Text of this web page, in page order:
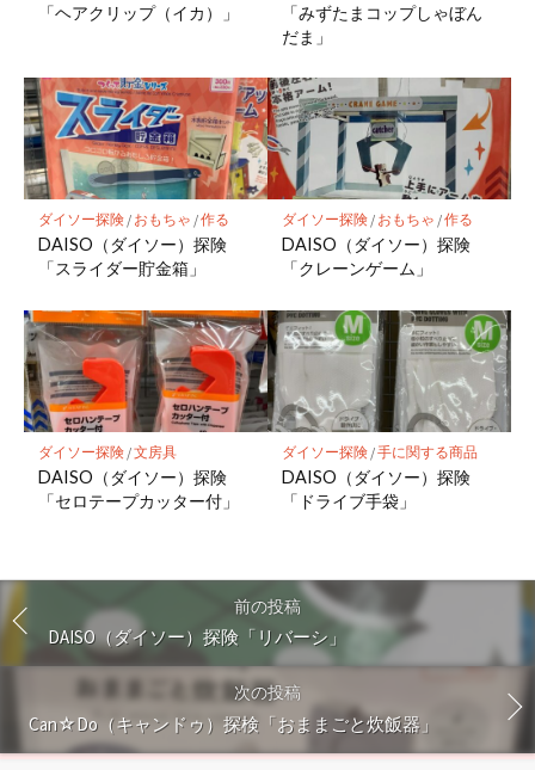
「ヘアクリップ（イカ）」
「みずたまコップしゃぼん
だま」
ダイソー探険/ おもちゃ /作る
DAISO（ダイソー）探険
「スライダー貯金箱」
ダイソー探険/ おもちゃ /作る
DAISO（ダイソー）探険
「クレーンゲーム」
ダイソー探険/文房具
DAISO（ダイソー）探険
「セロテープカッター付」
ダイソー探険/手に関する商品
DAISO（ダイソー）探険
「ドライブ手袋」
前の投稿
DAISO（ダイソー）探険「リバーシ」
次の投稿
Can☆Do（キャンドゥ）探検「おままごと炊飯器」